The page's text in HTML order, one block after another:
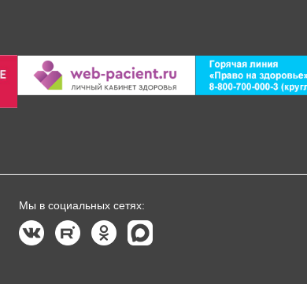
Мы в социальных сетях: